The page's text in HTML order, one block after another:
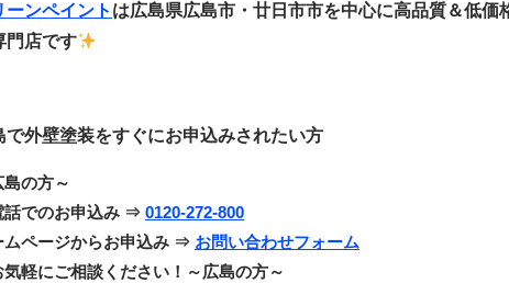
ーンペイント は広島県広島市・廿日市市を中心に高品質＆低価
門店です
で外壁塗装をすぐにお申込みされたい方
島の方～
話でのお申込み ⇒ 0120-272-800
ムページからお申込み ⇒ お問い合わせフォーム
軽にご相談ください！～広島の方～